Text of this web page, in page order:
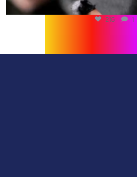
216 1